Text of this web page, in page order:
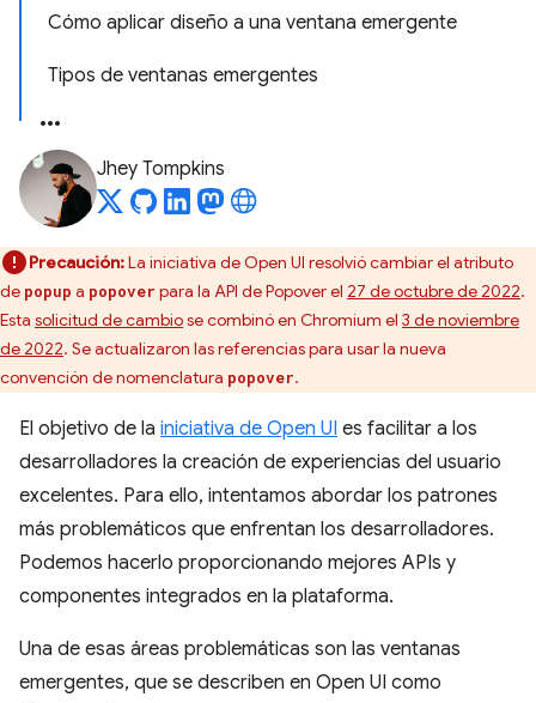
Cómo aplicar diseño a una ventana emergente
Tipos de ventanas emergentes
Jhey Tompkins
Precaución:La iniciativa de Open UI resolvió cambiar el atributo
de popup a popover para la API de Popover el 27 de octubre de 2022.
Esta solicitud de cambiose combinó en Chromium el 3 de noviembre
de 2022. Se actualizaron las referencias para usar la nueva
convención de nomenclatura popover.
El objetivo de la iniciativa de Open UI es facilitar a los
desarrolladores la creación de experiencias del usuario
excelentes. Para ello, intentamos abordar los patrones
más problemáticos que enfrentan los desarrolladores.
Podemos hacerlo proporcionando mejores APIs y
componentes integrados en la plataforma.
Una de esas áreas problemáticas son las ventanas
emergentes, que se describen en Open UI como